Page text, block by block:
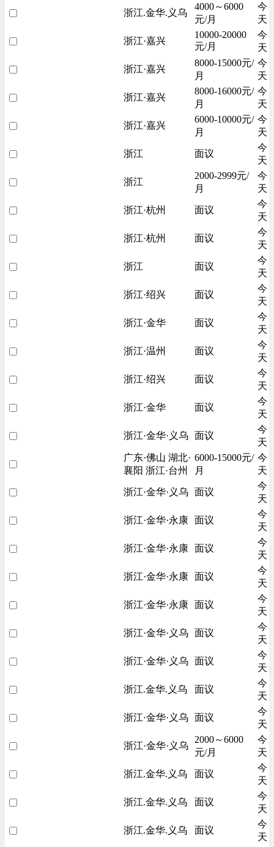
浙江.金华.义乌
4000～6000
元/月
今
天
浙江·嘉兴
10000-20000
元/月
今
天
浙江·嘉兴
8000-15000元/
月
今
天
浙江·嘉兴
8000-16000元/
月
今
天
浙江·嘉兴
6000-10000元/
月
今
天
浙江 面议
今
天
浙江
2000-2999元/
月
今
天
浙江·杭州 面议
今
天
浙江·杭州 面议
今
天
浙江 面议
今
天
浙江·绍兴 面议
今
天
浙江·金华 面议
今
天
浙江·温州 面议
今
天
浙江·绍兴 面议
今
天
浙江·金华 面议
今
天
浙江·金华·义乌 面议
今
天
广东·佛山 湖北·
襄阳 浙江·台州
6000-15000元/
月
今
天
浙江·金华·义乌 面议
今
天
浙江·金华·永康 面议
今
天
浙江·金华·永康 面议
今
天
浙江·金华·永康 面议
今
天
浙江·金华·永康 面议
今
天
浙江·金华·义乌 面议
今
天
浙江·金华·义乌 面议
今
天
浙江.金华.义乌 面议
今
天
浙江·金华·义乌 面议
今
天
浙江·金华·义乌
2000～6000
元/月
今
天
浙江.金华.义乌 面议
今
天
浙江.金华.义乌 面议
今
天
浙江.金华.义乌 面议
今
天